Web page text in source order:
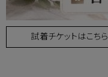
試着チケットはこちら